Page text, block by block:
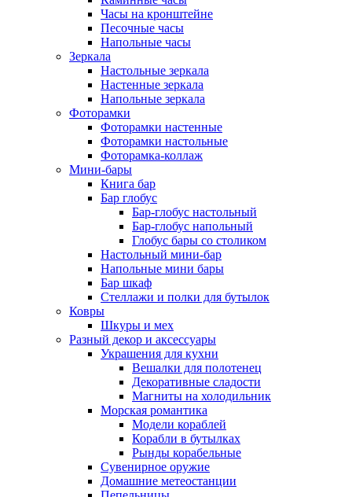
Часы на кронштейне
Песочные часы
Напольные часы
Зеркала
Настольные зеркала
Настенные зеркала
Напольные зеркала
Фоторамки
Фоторамки настенные
Фоторамки настольные
Фоторамка-коллаж
Мини-бары
Книга бар
Бар глобус
Бар-глобус настольный
Бар-глобус напольный
Глобус бары со столиком
Настольный мини-бар
Напольные мини бары
Бар шкаф
Стеллажи и полки для бутылок
Ковры
Шкуры и мех
Разный декор и аксессуары
Украшения для кухни
Вешалки для полотенец
Декоративные сладости
Магниты на холодильник
Морская романтика
Модели кораблей
Корабли в бутылках
Рынды корабельные
Сувенирное оружие
Домашние метеостанции